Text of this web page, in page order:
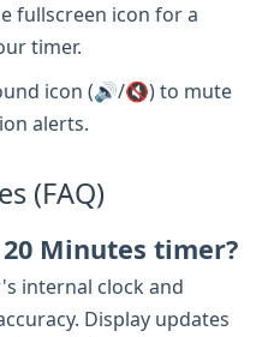
fullscreen icon for a
timer.
icon (🔊/🔇) to mute
alerts.
(FAQ)
Minutes timer?
internal clock and
Display updates